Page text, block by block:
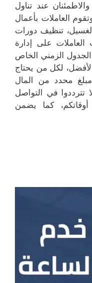
عند تناول
العاملات بأعمال
تنظيف دورات
العاملات على إدارة
الزمني الخاص
الأفضل، لكل من يحتاج
مبلغ محدد من المال
في التواصل
كما يضمن